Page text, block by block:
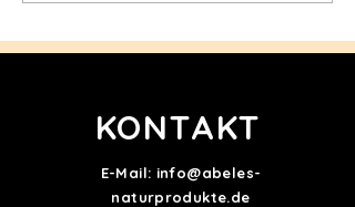
KONTAKT
E-Mail: info@abeles-
naturprodukte.de